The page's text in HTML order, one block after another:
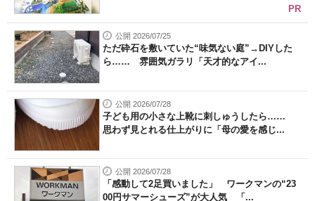
PR
公開 2026/07/25
ただ砕石を敷いていた“味気ない庭”→DIYした
ら…… 雰囲気ガラリ「天才的なアイ...
公開 2026/07/28
子ども用の小さな上靴に刺しゅうしたら……
思わず見とれる仕上がりに「母の愛を感じ...
公開 2026/07/28
「感動して2足買いました」 ワークマンの“23
00円サマーシューズ”が大人気 「...